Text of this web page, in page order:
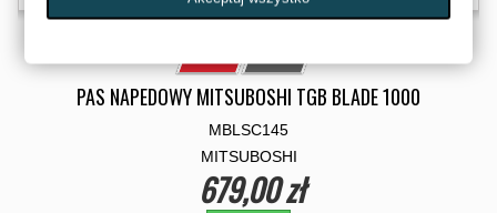
PAS NAPEDOWY MITSUBOSHI TGB BLADE 1000
MBLSC145
MITSUBOSHI
679,00 zł